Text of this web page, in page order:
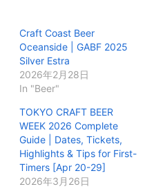
Craft Coast Beer
Oceanside | GABF 2025
Silver Estra
2026年2月28日
In "Beer"
TOKYO CRAFT BEER
WEEK 2026 Complete
Guide | Dates, Tickets,
Highlights & Tips for First-
Timers [Apr 20-29]
2026年3月26日